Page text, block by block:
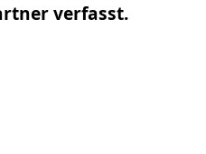
verfasst.